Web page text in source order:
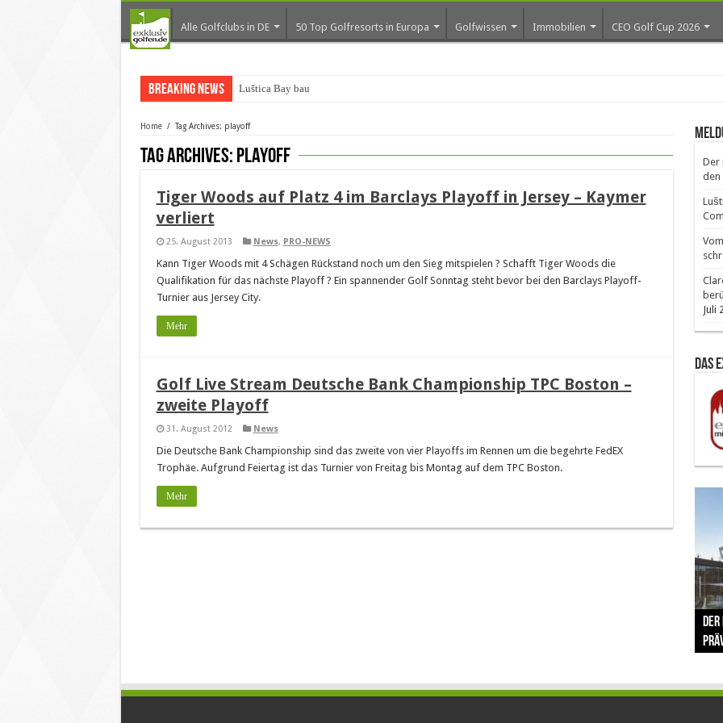
Alle Golfclubs in DE 50 Top Golfresorts in Europa Golfwissen Immobilien CEO Golf Cup 2026
Breaking News Luštica Bay baut Monten
Home / Tag Archives: playoff
Tag Archives: playoff
Tiger Woods auf Platz 4 im Barclays Playoff in Jersey – Kaymer
verliert
25. August 2013 News, PRO-NEWS
Kann Tiger Woods mit 4 Schägen Rückstand noch um den Sieg mitspielen ? Schafft Tiger Woods die
Qualifikation für das nächste Playoff ? Ein spannender Golf Sonntag steht bevor bei den Barclays Playoff-
Turnier aus Jersey City.
Mehr
Golf Live Stream Deutsche Bank Championship TPC Boston –
zweite Playoff
31. August 2012 News
Die Deutsche Bank Championship sind das zweite von vier Playoffs im Rennen um die begehrte FedEX
Trophäe. Aufgrund Feiertag ist das Turnier von Freitag bis Montag auf dem TPC Boston.
Mehr
Der
den
Juli
Das
The